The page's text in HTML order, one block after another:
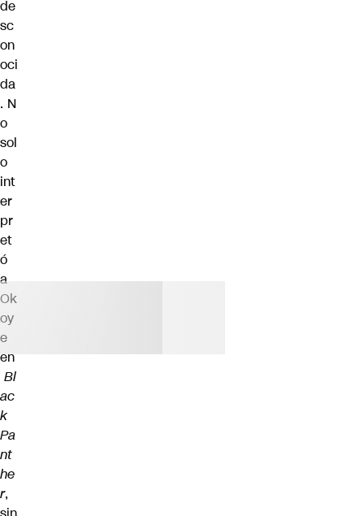
de
sc
on
oci
da
. N
o
sol
o
int
er
pr
et
ó
a
Ok
oy
e
en
Bl
ac
k
Pa
nt
he
r,